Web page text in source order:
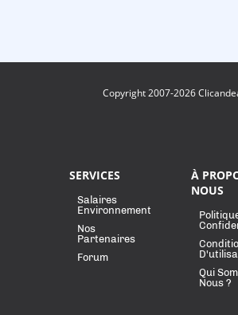
Copyright 2007-2026
SERVICES
Salaires
Environnement
Nos
Partenaires
Forum
À
NOUS
Qui
Nous ?